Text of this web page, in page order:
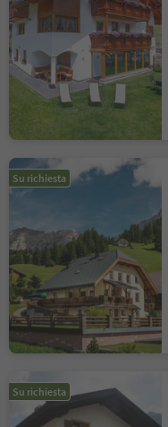
Su richiesta
Su richiesta